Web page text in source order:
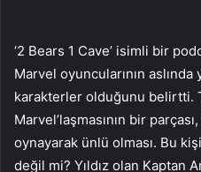
‘2 Bears 1 Cave’ isimli bir
Marvel oyuncularının aslında
karakterler olduğunu belirtti.
Marvel’laşmasının bir
oynayarak ünlü olması. Bu
değil mi? Yıldız olan Kaptan